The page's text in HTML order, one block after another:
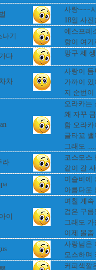
사랑~~~
18일 사
기
에스프레
향이 여
다
망구 제
차
사랑이
가까이
지 순번이
오라카는
왜 자꾸
함 오라카
글타꼬
그래도
라
코스모스
같이 갈
이슬비에
아름다운
이
며칠 계
검은 구
그래도
이제 볼
사랑님은
모스하며
커피색깔